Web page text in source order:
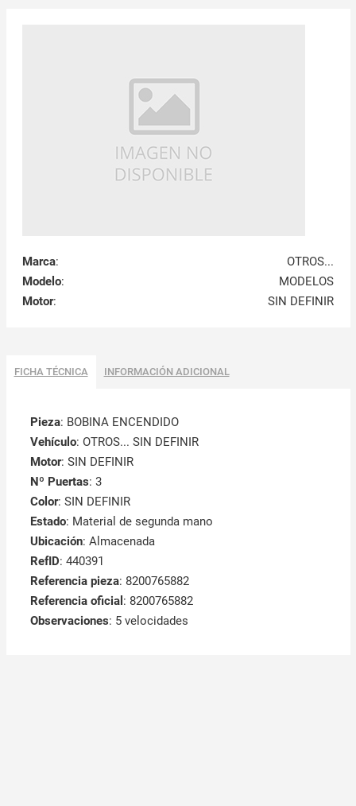
Marca:
OTROS...
Modelo:
MODELOS
Motor: SIN DEFINIR
FICHA TÉCNICA INFORMACIÓN ADICIONAL
Pieza: BOBINA ENCENDIDO
Vehículo: OTROS... SIN DEFINIR
Motor: SIN DEFINIR
Nº Puertas: 3
Color: SIN DEFINIR
Estado: Material de segunda mano
Ubicación: Almacenada
RefID: 440391
Referencia pieza: 8200765882
Referencia oficial : 8200765882
Observaciones: 5 velocidades